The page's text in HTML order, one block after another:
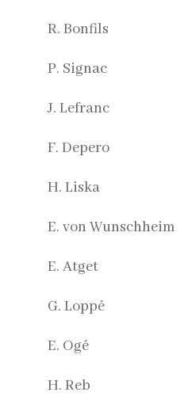
R. Bonfils
P. Signac
J. Lefranc
F. Depero
H. Liska
E. von Wunschheim
E. Atget
G. Loppé
E. Ogé
H. Reb